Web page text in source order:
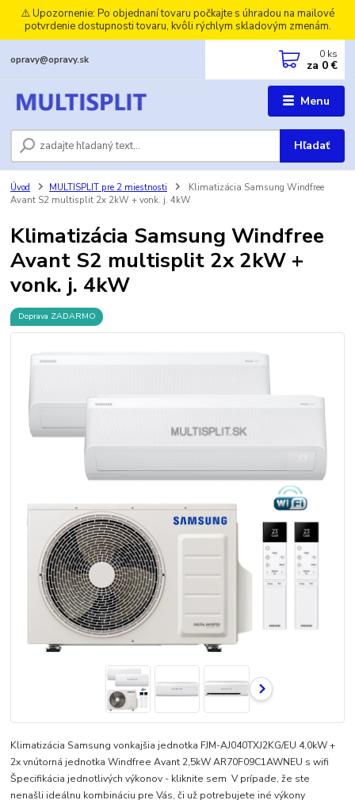
⚠️ Upozornenie: Po objednaní tovaru počkajte s úhradou na mailové
potvrdenie dostupnosti tovaru, kvôli rýchlym skladovým zmenám.
Menu
Hľadať
opravy@opravy.sk 0 ks
za 0 €
Úvod MULTISPLIT pre 2 miestnosti
Klimatizácia Samsung Windfree
Avant S2 multisplit 2x 2kW + vonk. j. 4kW
Klimatizácia Samsung Windfree
Avant S2 multisplit 2x 2kW +
vonk. j. 4kW
Doprava ZADARMO
Klimatizácia Samsung vonkajšia jednotka FJM-AJ040TXJ2KG/EU 4,0kW +
2x vnútorná jednotka Windfree Avant 2,5kW AR70F09C1AWNEU s wifi
Špecifikácia jednotlivých výkonov - kliknite sem V prípade, že ste
nenašli ideálnu kombináciu pre Vás, či už potrebujete iné výkony